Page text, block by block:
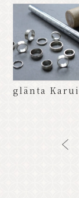
glänta